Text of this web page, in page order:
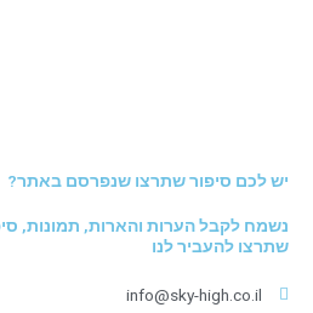
יש לכם סיפור שתרצו שנפרסם באתר?
נשמח לקבל הערות והארות, תמונות,
שתרצו להעביר לנו
info@sky-high.co.il